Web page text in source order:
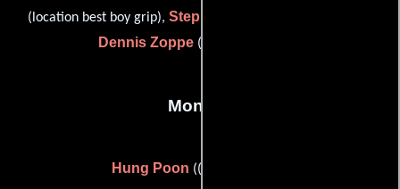
(location best boy grip), Stephen Thompson
Dennis Zoppe (location key grip)
Montaje
Hung Poon ((as Allan Poon))